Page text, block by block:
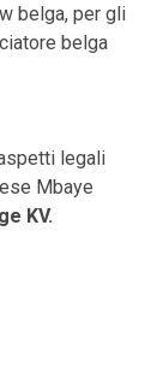
belga, per gli
belga
legali
Mbaye
KV.